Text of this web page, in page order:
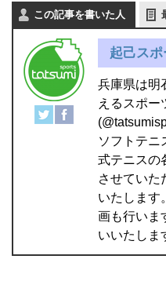
この記事を書いた人
起己ス
兵庫県は明
えるスポー
ソフトテニ
式テニスの
させていた
いたします
画も行いま
いいたしま